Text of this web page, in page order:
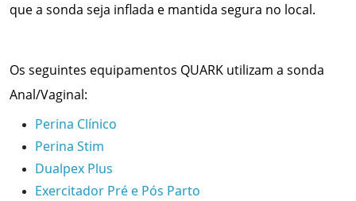
que a sonda seja inflada e mantida segura no local.
Os seguintes equipamentos QUARK utilizam a sonda
Anal/Vaginal:
Perina Clínico
Perina Stim
Dualpex Plus
Exercitador Pré e Pós Parto